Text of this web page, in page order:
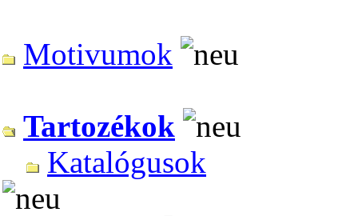
Motivumok
Tartozékok
Katalógusok